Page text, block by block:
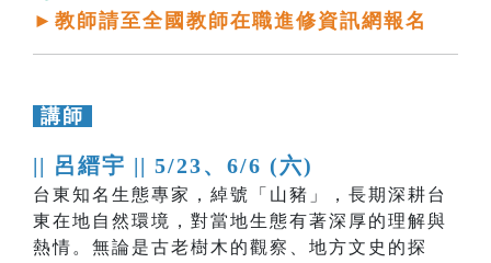
►教師請至全國教師在職進修資訊網報名
講師
|| 呂縉宇 || 5/23、6/6 (六)
台東知名生態專家，綽號「山豬」，長期深耕台
東在地自然環境，對當地生態有著深厚的理解與
熱情。無論是古老樹木的觀察、地方文史的探